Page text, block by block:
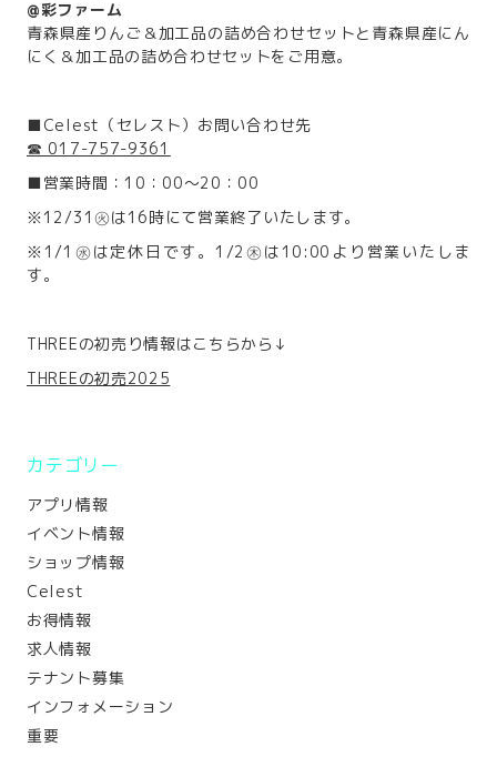
@彩ファーム
青森県産りんご＆加工品の詰め合わせセットと青森県産にん
にく＆加工品の詰め合わせセットをご用意。
■Celest（セレスト）お問い合わせ先
☎ 017-757-9361
■営業時間：10：00～20：00
※12/31㊋は16時にて営業終了いたします。
※1/1㊌は定休日です。1/2㊍は10:00より営業いたしま
す。
THREEの初売り情報はこちらから↓
THREEの初売2025
カテゴリー
アプリ情報
イベント情報
ショップ情報
Celest
お得情報
求人情報
テナント募集
インフォメーション
重要